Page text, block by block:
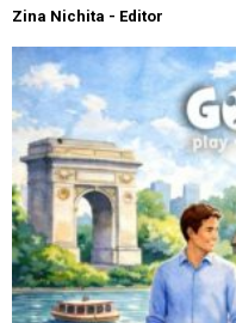
Zina Nichita - Editor